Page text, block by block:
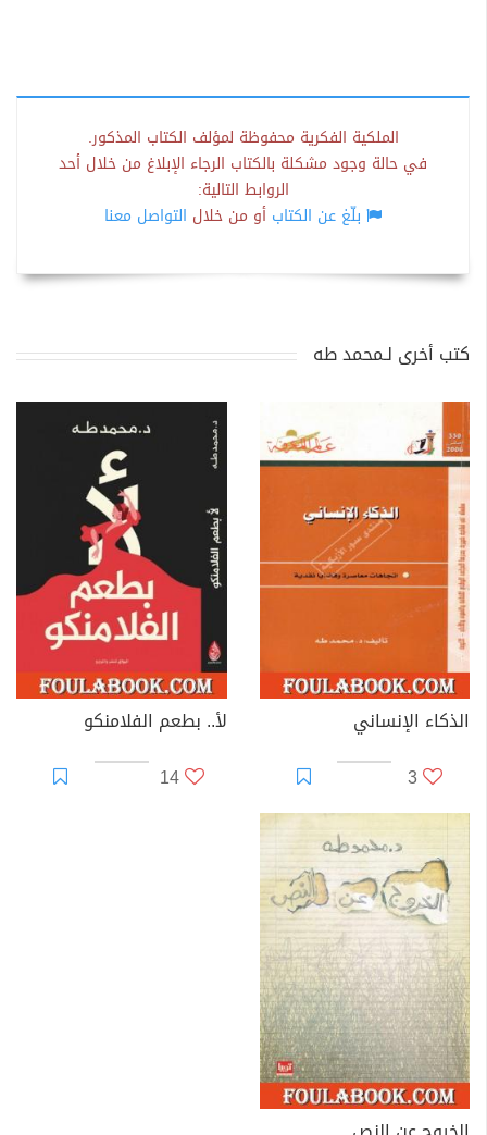
الملكية الفكرية محفوظة لمؤلف الكتاب المذكور.
في حالة وجود مشكلة بالكتاب الرجاء الإبلاغ من خلال أحد
الروابط التالية:
بلّغ عن الكتاب أو من خلال التواصل معنا
كتب أخرى لـمحمد طه
الذكاء الإنساني
3
لأ.. بطعم الفلامنكو
14